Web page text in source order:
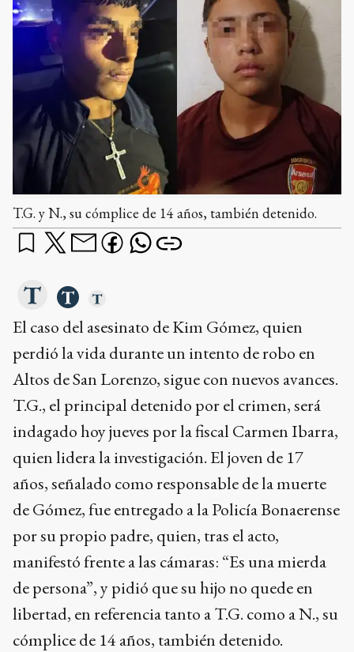
T.G. y N., su cómplice de 14 años, también detenido.
El caso del asesinato de Kim Gómez, quien
perdió la vida durante un intento de robo en
Altos de San Lorenzo, sigue con nuevos avances.
T.G., el principal detenido por el crimen, será
indagado hoy jueves por la fiscal Carmen Ibarra,
quien lidera la investigación. El joven de 17
años, señalado como responsable de la muerte
de Gómez, fue entregado a la Policía Bonaerense
por su propio padre, quien, tras el acto,
manifestó frente a las cámaras: “Es una mierda
de persona”, y pidió que su hijo no quede en
libertad, en referencia tanto a T.G. como a N., su
cómplice de 14 años, también detenido.